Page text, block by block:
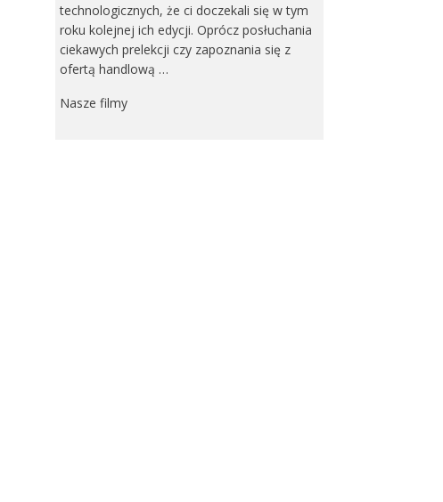
technologicznych, że ci doczekali się w tym
roku kolejnej ich edycji. Oprócz posłuchania
ciekawych prelekcji czy zapoznania się z
ofertą handlową …
Nasze filmy